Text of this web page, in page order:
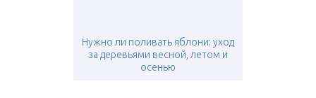
Нужно ли поливать яблони: уход
за деревьями весной, летом и
осенью